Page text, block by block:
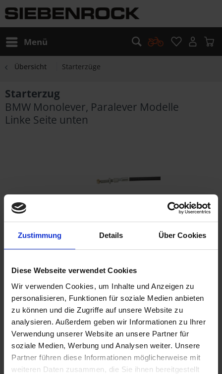
Zustimmung Details Über Cookies
Diese Webseite verwendet Cookies
Wir verwenden Cookies, um Inhalte und Anzeigen zu
personalisieren, Funktionen für soziale Medien anbieten
zu können und die Zugriffe auf unsere Website zu
analysieren. Außerdem geben wir Informationen zu Ihrer
Verwendung unserer Website an unsere Partner für
soziale Medien, Werbung und Analysen weiter. Unsere
Partner führen diese Informationen möglicherweise mit
weiteren Daten zusammen, die Sie ihnen bereitgestellt
Menü
Übersicht Starterzüge
Starterzug
BMW Monolever, Paralever Modelle
Linke Seite unten
29,35 €
Sofort versandfertig, Lieferzeit ca. 2-4 Werktage innerhalb
Deutschlands
In denWarenkorb
Merken Bewerten
Artikel Nr.: